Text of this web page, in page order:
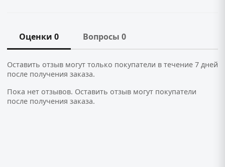
Оценки 0 Вопросы 0
Оставить отзыв могут только покупатели в течение 7 дней
после получения заказа.
Пока нет отзывов. Оставить отзыв могут покупатели
после получения заказа.